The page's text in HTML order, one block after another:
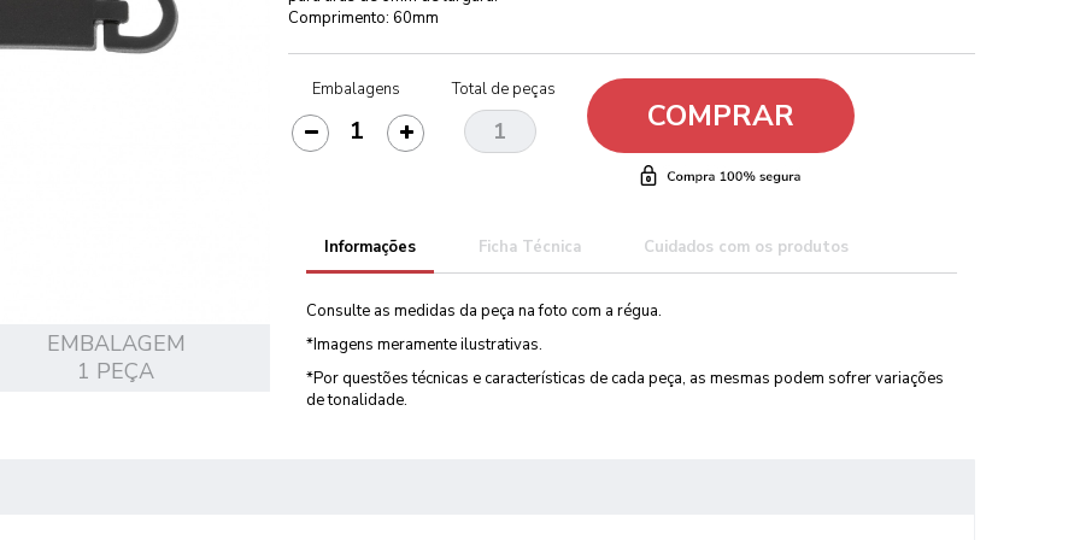
EMBALAGEM
1 PEÇA
Comprimento: 60mm
Embalagens Total de peças
COMPRAR
Informações Ficha Técnica Cuidados com os produtos
Consulte as medidas da peça na foto com a régua.
*Imagens meramente ilustrativas.
*Por questões técnicas e características de cada peça, as mesmas podem sofrer variações
de tonalidade.